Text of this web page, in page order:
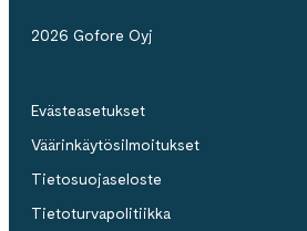
2026 Gofore Oyj
Evästeasetukset
Väärinkäytösilmoitukset
Tietosuojaseloste
Tietoturvapolitiikka